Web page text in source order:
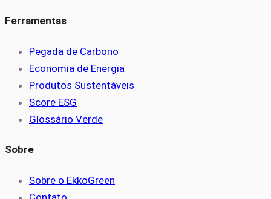
Ferramentas
Pegada de Carbono
Economia de Energia
Produtos Sustentáveis
Score ESG
Glossário Verde
Sobre
Sobre o EkkoGreen